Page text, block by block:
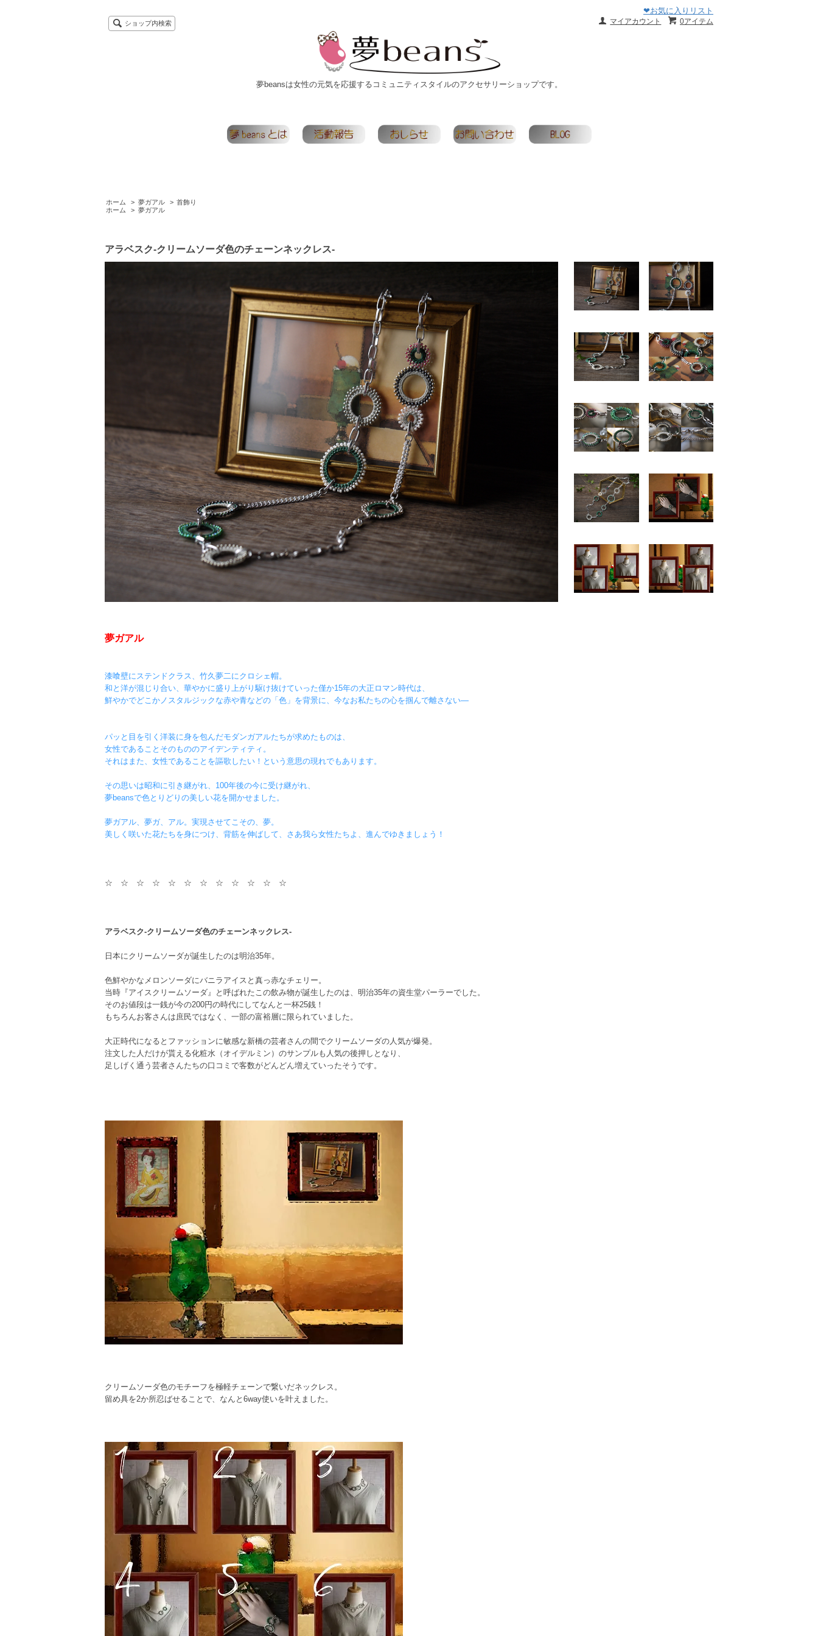
❤お気に入りリスト
0アイテム
マイアカウント
ショップ内検索
夢beansは女性の元気を応援するコミュニティスタイルのアクセサリーショップです。
ホーム > 夢ガアル > 首飾り
ホーム
> 夢ガアル
アラベスク-クリームソーダ色のチェーンネックレス-
夢ガアル
漆喰壁にステンドクラス、竹久夢二にクロシェ帽。
和と洋が混じり合い、華やかに盛り上がり駆け抜けていった僅か15年の大正ロマン時代は、
鮮やかでどこかノスタルジックな赤や青などの「色」を背景に、今なお私たちの心を掴んで離さない―
パッと目を引く洋装に身を包んだモダンガアルたちが求めたものは、
女性であることそのもののアイデンティティ。
それはまた、女性であることを謳歌したい！という意思の現れでもあります。
その思いは昭和に引き継がれ、100年後の今に受け継がれ、
夢beansで色とりどりの美しい花を開かせました。
夢ガアル、夢ガ、アル。実現させてこその、夢。
美しく咲いた花たちを身につけ、背筋を伸ばして、さあ我ら女性たちよ、進んでゆきましょう！
☆ ☆ ☆ ☆ ☆ ☆ ☆ ☆ ☆ ☆ ☆ ☆
アラベスク-クリームソーダ色のチェーンネックレス-
日本にクリームソーダが誕生したのは明治35年。
色鮮やかなメロンソーダにバニラアイスと真っ赤なチェリー。
当時『アイスクリームソーダ』と呼ばれたこの飲み物が誕生したのは、明治35年の資生堂パーラーでした。
そのお値段は一銭が今の200円の時代にしてなんと一杯25銭！
もちろんお客さんは庶民ではなく、一部の富裕層に限られていました。
大正時代になるとファッションに敏感な新橋の芸者さんの間でクリームソーダの人気が爆発。
注文した人だけが貰える化粧水（オイデルミン）のサンプルも人気の後押しとなり、
足しげく通う芸者さんたちの口コミで客数がどんどん増えていったそうです。
クリームソーダ色のモチーフを極軽チェーンで繋いだネックレス。
留め具を2か所忍ばせることで、なんと6way使いを叶えました。